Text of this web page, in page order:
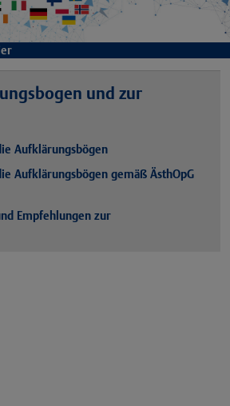
und zur
Aufklärungsbögen
Aufklärungsbögen gemäß ÄsthOpG
Empfehlungen zur